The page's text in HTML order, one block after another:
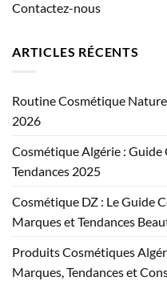
Contactez-nous
ARTICLES RÉCENTS
Routine Cosmétique
2026
Cosmétique Algérie :
Tendances 2025
Cosmétique DZ : Le Guide
Marques et Tendances
Produits Cosmétiques
Marques, Tendances et